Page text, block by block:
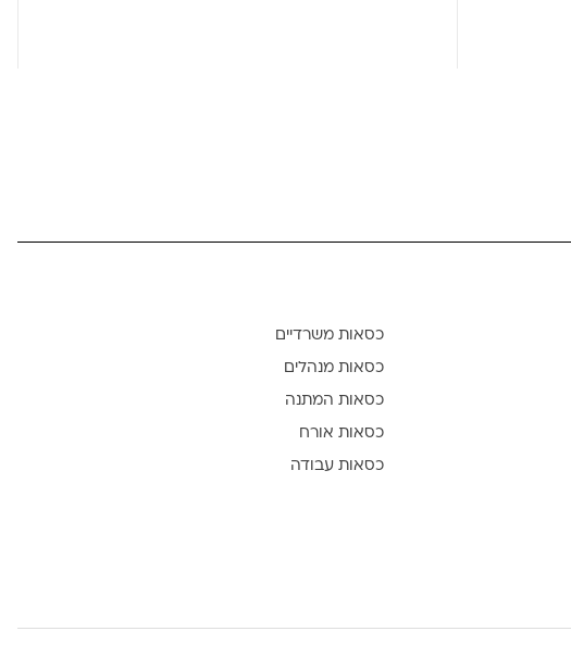
כסאות משרדיים
כסאות מנהלים
כסאות המתנה
כסאות אורח
כסאות עבודה